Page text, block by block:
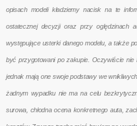
opisach modeli kładziemy nacisk na te
ostatecznej decyzji oraz przy oględzinach
występujące usterki danego modelu, a także
być przygotowani po zakupie. Oczywiście
jednak mają one swoje podstawy we
żadnym wypadku nie ma na celu
surowa, chłodna ocena konkretnego auta,